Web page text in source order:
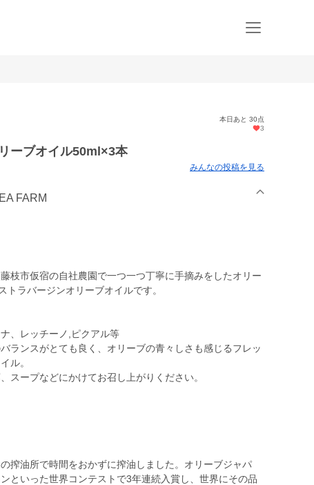
本日あと 30点
3
ーブオイル50ml×3本
みんなの投稿を見る
FARM
枝市仮宿の自社農園で一つ一つ丁寧に手摘みをしたオリー
ラバージンオリーブオイルです。
、レッチーノ,ピクアル等
ランスがとても良く、オリーブの青々しさも感じるフレッ
ル。
スープなどにかけてお召し上がりください。
搾油所で時間をおかずに搾油しました。オリーブジャパ
といった世界コンテストで3年連続入賞し、世界にその品